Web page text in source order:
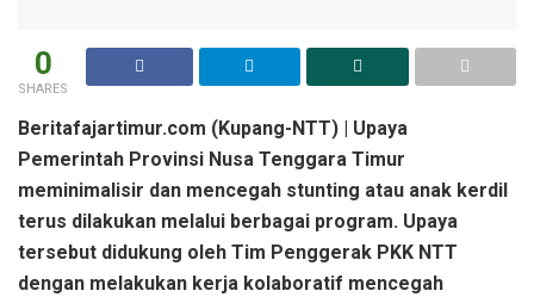
0
SHARES
Beritafajartimur.com (Kupang-NTT) | Upaya
Pemerintah Provinsi Nusa Tenggara Timur
meminimalisir dan mencegah stunting atau anak kerdil
terus dilakukan melalui berbagai program. Upaya
tersebut didukung oleh Tim Penggerak PKK NTT
dengan melakukan kerja kolaboratif mencegah